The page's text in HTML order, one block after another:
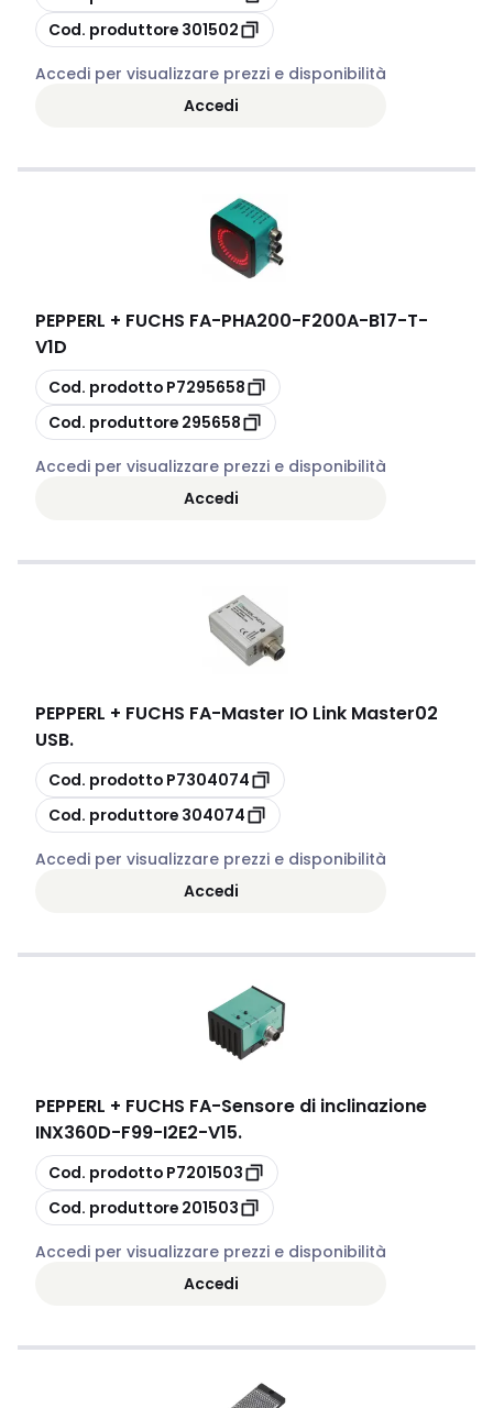
copia
Cod. produttore 301502
Accedi per visualizzare prezzi e disponibilità
Accedi
PEPPERL + FUCHS FA-PHA200-F200A-B17-T-
V1D
copia
Cod. prodotto P7295658
copia
Cod. produttore 295658
Accedi per visualizzare prezzi e disponibilità
Accedi
PEPPERL + FUCHS FA-Master IO Link Master02
USB.
copia
Cod. prodotto P7304074
copia
Cod. produttore 304074
Accedi per visualizzare prezzi e disponibilità
Accedi
PEPPERL + FUCHS FA-Sensore di inclinazione
INX360D-F99-I2E2-V15.
copia
Cod. prodotto P7201503
copia
Cod. produttore 201503
Accedi per visualizzare prezzi e disponibilità
Accedi